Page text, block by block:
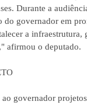
Durante a
do governador em
a
afirmou o deputado.
governador